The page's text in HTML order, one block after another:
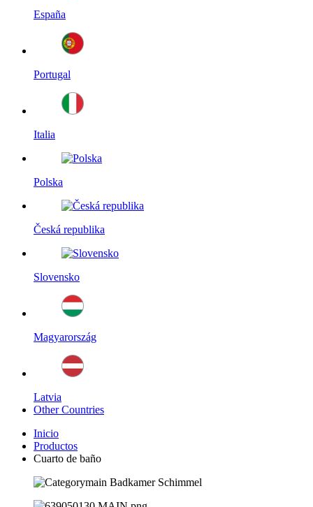
España
Portugal
Italia
Polska
Česká republika
Slovensko
Magyarország
Latvia
Other Countries
Inicio
Productos
Cuarto de baño